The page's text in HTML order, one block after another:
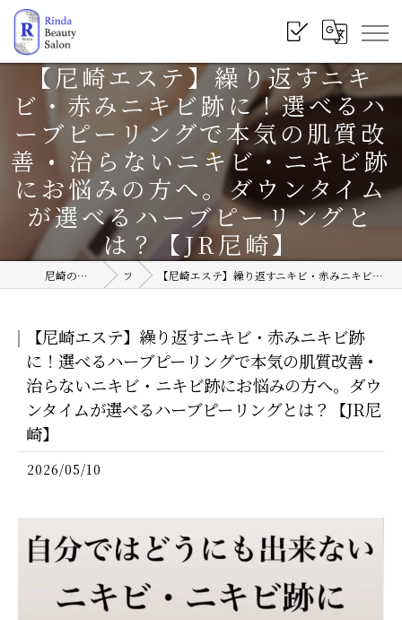
【尼崎エステ】繰り返すニキ
ビ・赤みニキビ跡に！選べるハ
ーブピーリングで本気の肌質改
善 • 治らないニキビ・ニキビ跡
にお悩みの方へ。ダウンタイム
が選べるハーブピーリングと
は？【JR尼崎】
尼崎のエステサロンならRinda Beauty Salon ブログ 【尼崎エステ】繰り返すニキビ・赤みニキビ跡に！選べるハーブピーリングで本気の肌質改善 • 治らないニキビ・ニキビ跡にお悩みの方へ。ダウンタイムが選べるハーブピーリングとは？【JR尼崎】
【尼崎エステ】繰り返すニキビ・赤みニキビ跡
に！選べるハーブピーリングで本気の肌質改善 •
治らないニキビ・ニキビ跡にお悩みの方へ。ダウ
ンタイムが選べるハーブピーリングとは？【JR尼
崎】
2026/05/10